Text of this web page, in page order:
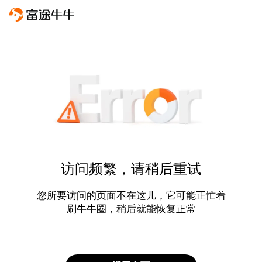
访问频繁，请稍后重试
您所要访问的页面不在这儿，它可能正忙着
刷牛牛圈，稍后就能恢复正常